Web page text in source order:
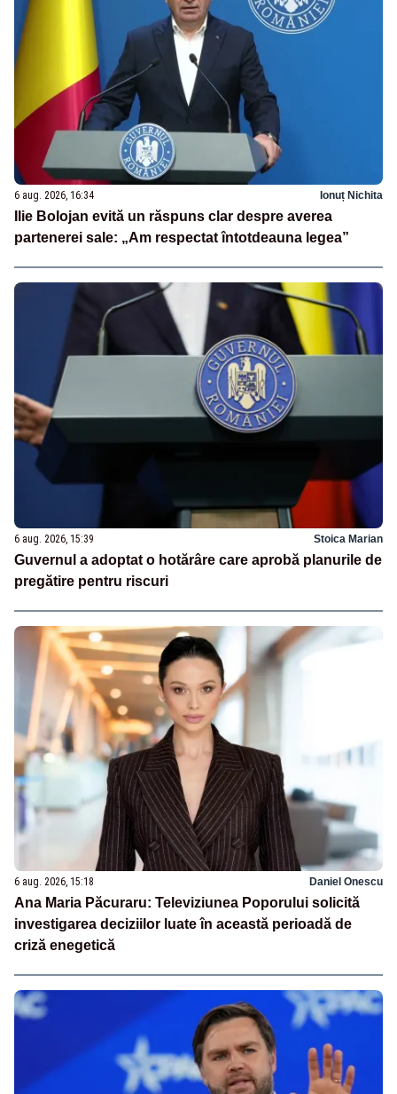
6 aug. 2026, 16:34 Ionuț Nichita
Ilie Bolojan evită un răspuns clar despre averea
partenerei sale: „Am respectat întotdeauna legea”
6 aug. 2026, 15:39 Stoica Marian
Guvernul a adoptat o hotărâre care aprobă planurile de
pregătire pentru riscuri
6 aug. 2026, 15:18 Daniel Onescu
Ana Maria Păcuraru: Televiziunea Poporului solicită
investigarea deciziilor luate în această perioadă de
criză enegetică